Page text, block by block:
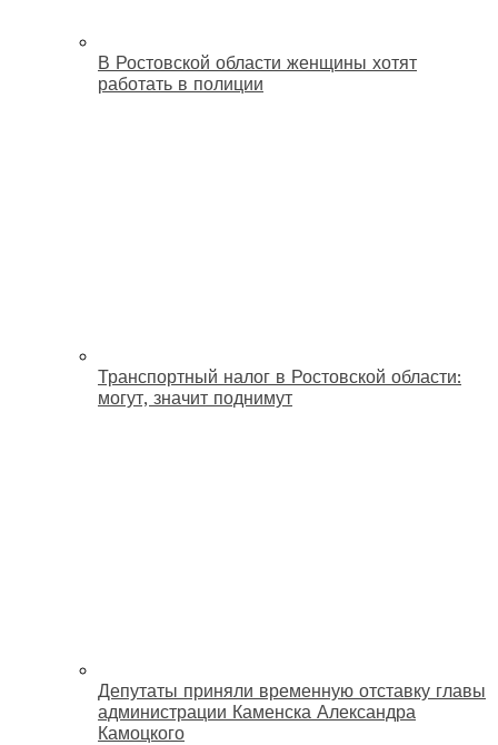
В Ростовской области женщины хотят
работать в полиции
Транспортный налог в Ростовской области:
могут, значит поднимут
Депутаты приняли временную отставку главы
администрации Каменска Александра
Камоцкого